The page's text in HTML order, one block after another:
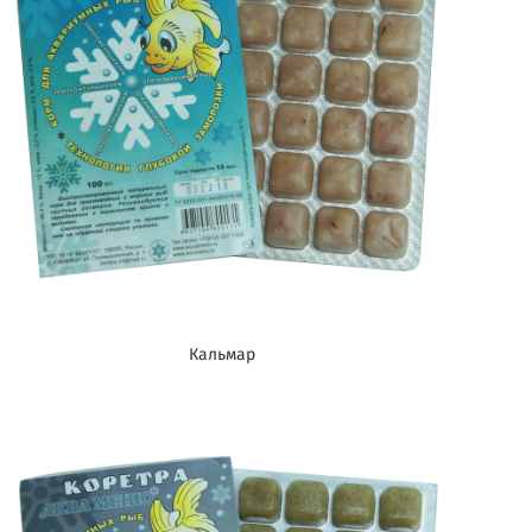
Кальмар